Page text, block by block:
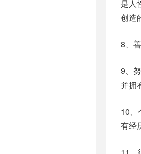
是人
创造
8、
9、
并拥
10、
有经